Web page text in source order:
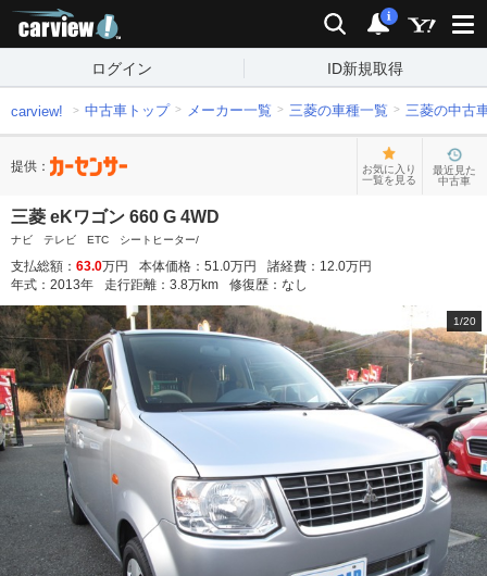
検索 通知
i
ログイン ID新規取得
carview! 中古車トップ メーカー一覧 三菱の車種一覧 三菱の中古
提供：
お気に入り
一覧を見る
最近見た
中古車
三菱 eKワゴン 660 G 4WD
ナビ テレビ ETC シートヒーター/
支払総額： 63.0万円 本体価格： 51.0万円 諸経費： 12.0万円
年式： 2013年 走行距離： 3.8万km 修復歴： なし
1/20